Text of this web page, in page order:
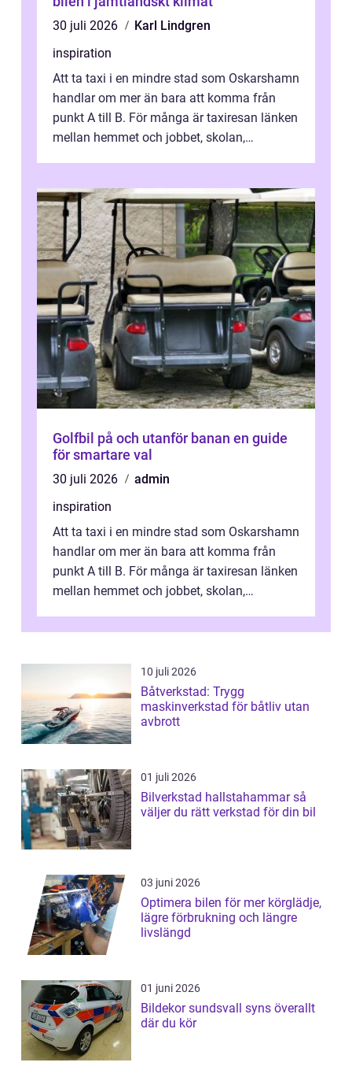
30 juli 2026
Karl Lindgren
inspiration
Att ta taxi i en mindre stad som Oskarshamn
handlar om mer än bara att komma från
punkt A till B. För många är taxiresan länken
mellan hemmet och jobbet, skolan,
Golfbil på och utanför banan en guide
för smartare val
30 juli 2026
admin
inspiration
Att ta taxi i en mindre stad som Oskarshamn
handlar om mer än bara att komma från
punkt A till B. För många är taxiresan länken
mellan hemmet och jobbet, skolan,
10 juli 2026
Båtverkstad: Trygg
maskinverkstad för båtliv utan
avbrott
01 juli 2026
Bilverkstad hallstahammar så
väljer du rätt verkstad för din bil
03 juni 2026
Optimera bilen för mer körglädje,
lägre förbrukning och längre
livslängd
01 juni 2026
Bildekor sundsvall syns överallt
där du kör